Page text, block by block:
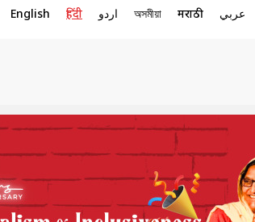
English हिंदी اردو অসমীয়া मराठी عربي